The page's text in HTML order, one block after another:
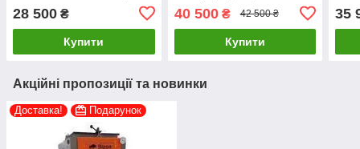
28 500 ₴
Купити
40 500₴ 42 500 ₴
Купити
35
Акційні пропозиції та новинки
Доставка! Подарунок